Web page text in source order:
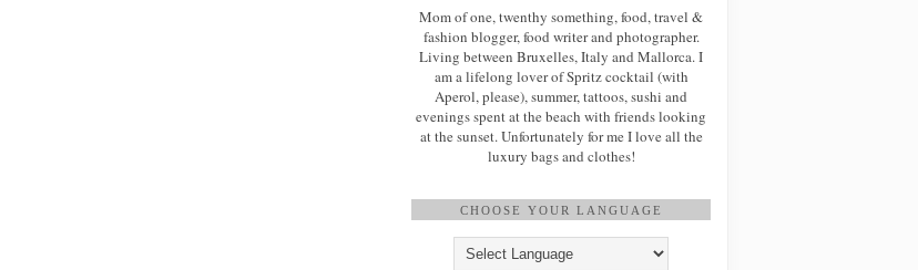
Mom of one, twenthy something, food, travel &
fashion blogger, food writer and photographer.
Living between Bruxelles, Italy and Mallorca. I
am a lifelong lover of Spritz cocktail (with
Aperol, please), summer, tattoos, sushi and
evenings spent at the beach with friends looking
at the sunset. Unfortunately for me I love all the
luxury bags and clothes!
CHOOSE YOUR LANGUAGE